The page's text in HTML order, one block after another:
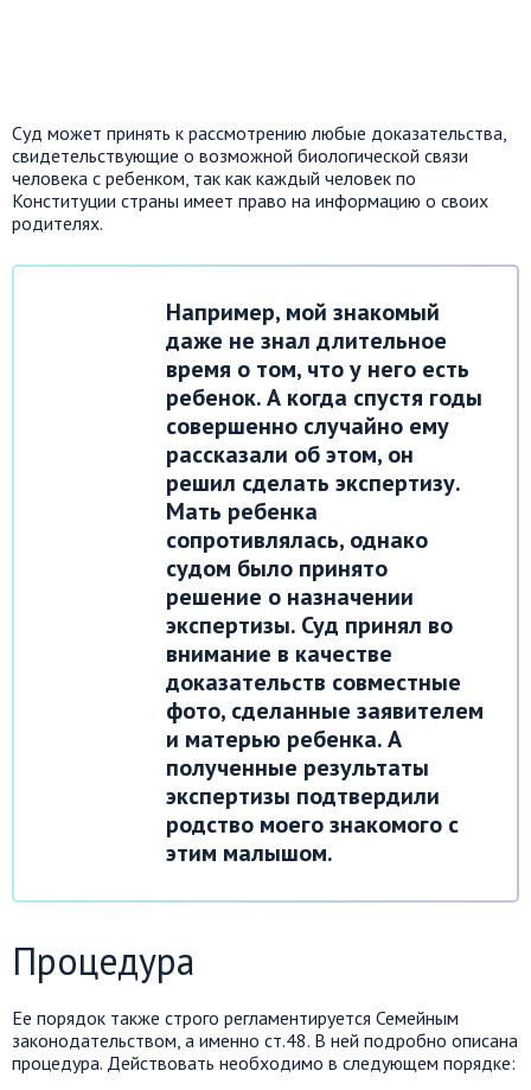
Суд может принять к рассмотрению любые доказательства,
свидетельствующие о возможной биологической связи
человека с ребенком, так как каждый человек по
Конституции страны имеет право на информацию о своих
родителях.
Например, мой знакомый
даже не знал длительное
время о том, что у него есть
ребенок. А когда спустя годы
совершенно случайно ему
рассказали об этом, он
решил сделать экспертизу.
Мать ребенка
сопротивлялась, однако
судом было принято
решение о назначении
экспертизы. Суд принял во
внимание в качестве
доказательств совместные
фото, сделанные заявителем
и матерью ребенка. А
полученные результаты
экспертизы подтвердили
родство моего знакомого с
этим малышом.
Процедура
Ее порядок также строго регламентируется Семейным
законодательством, а именно ст.48. В ней подробно описана
процедура. Действовать необходимо в следующем порядке: